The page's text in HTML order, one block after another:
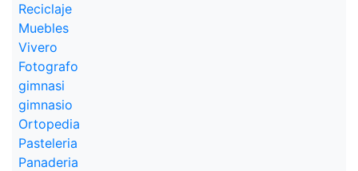
Reciclaje
Muebles
Vivero
Fotografo
gimnasi
gimnasio
Ortopedia
Pasteleria
Panaderia